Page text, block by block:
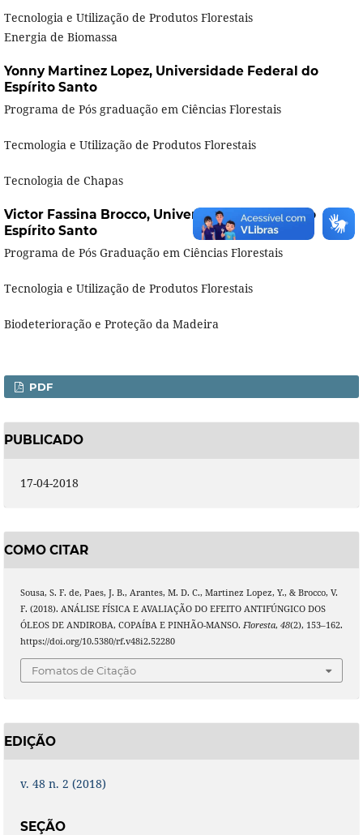
Tecnologia e Utilização de Produtos Florestais
Energia de Biomassa
Yonny Martinez Lopez, Universidade Federal do
Espírito Santo
Programa de Pós graduação em Ciências Florestais
Tecmologia e Utilização de Produtos Florestais
Tecnologia de Chapas
Victor Fassina Brocco, Universidade Federal do
Espírito Santo
Programa de Pós Graduação em Ciências Florestais
Tecnologia e Utilização de Produtos Florestais
Biodeterioração e Proteção da Madeira
PDF
PUBLICADO
17-04-2018
COMO CITAR
Sousa, S. F. de, Paes, J. B., Arantes, M. D. C., Martinez Lopez, Y., & Brocco, V.
F. (2018). ANÁLISE FÍSICA E AVALIAÇÃO DO EFEITO ANTIFÚNGICO DOS
ÓLEOS DE ANDIROBA, COPAÍBA E PINHÃO-MANSO. Floresta, 48(2), 153–162.
https://doi.org/10.5380/rf.v48i2.52280
Fomatos de Citação
EDIÇÃO
v. 48 n. 2 (2018)
SEÇÃO